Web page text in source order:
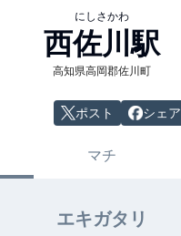
にしさかわ
西佐川駅
高知県高岡郡佐川町
ポスト シェア
マチ
エキガタリ